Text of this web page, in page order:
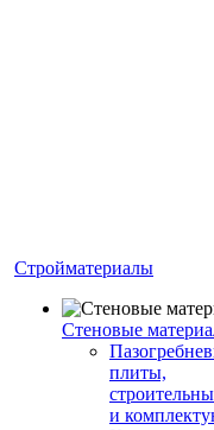
Стройматериалы
Стеновые
плиты,
и